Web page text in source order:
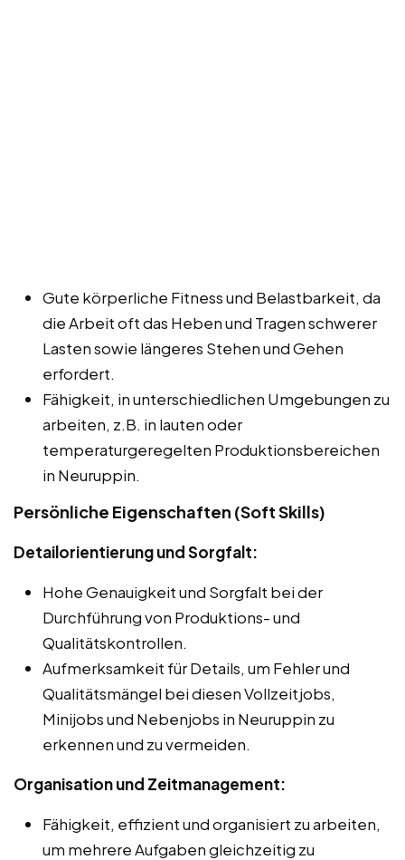
Gute körperliche Fitness und Belastbarkeit, da
die Arbeit oft das Heben und Tragen schwerer
Lasten sowie längeres Stehen und Gehen
erfordert.
Fähigkeit, in unterschiedlichen Umgebungen zu
arbeiten, z.B. in lauten oder
temperaturgeregelten Produktionsbereichen
in Neuruppin.
Persönliche Eigenschaften (Soft Skills)
Detailorientierung und Sorgfalt:
Hohe Genauigkeit und Sorgfalt bei der
Durchführung von Produktions- und
Qualitätskontrollen.
Aufmerksamkeit für Details, um Fehler und
Qualitätsmängel bei diesen Vollzeitjobs,
Minijobs und Nebenjobs in Neuruppin zu
erkennen und zu vermeiden.
Organisation und Zeitmanagement:
Fähigkeit, effizient und organisiert zu arbeiten,
um mehrere Aufgaben gleichzeitig zu